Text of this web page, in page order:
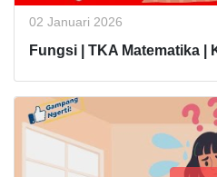
02 Januari 2026
Fungsi | TKA Matematika |